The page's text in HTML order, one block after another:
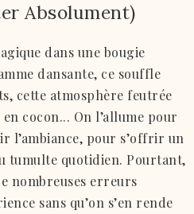
Absolument)
dans une bougie
dansante, ce souffle
cette atmosphère feutrée
cocon... On l’allume pour
l’ambiance, pour s’offrir un
tumulte quotidien. Pourtant,
nombreuses erreurs
sans qu’on s’en rende